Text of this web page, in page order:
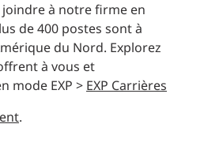
à notre firme en
de 400 postes sont à
du Nord. Explorez
à vous et
mode EXP >EXP Carrières
.